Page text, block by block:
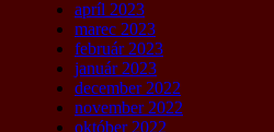
apríl 2023
marec 2023
február 2023
január 2023
december 2022
november 2022
október 2022